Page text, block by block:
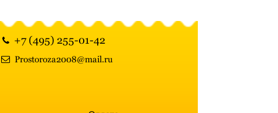
+7 (495) 255-01-42
Prostoroza2008@mail.ru